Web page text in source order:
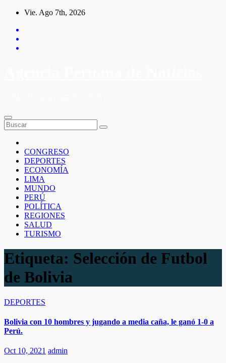
Saltar
contenido
Vie. Ago 7th, 2026
CONGRESO
DEPORTES
ECONOMÍA
LIMA
MUNDO
PERÚ
POLÍTICA
REGIONES
SALUD
TURISMO
Etiqueta: Selección de Futbol
de Bolivia
DEPORTES
Bolivia con 10 hombres y jugando a media caña, le ganó 1-0 a
Perú.
Oct 10, 2021 admin